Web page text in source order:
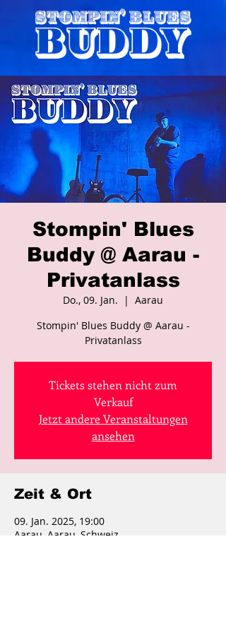
Stompin' Blues
Buddy @ Aarau -
Privatanlass
Do., 09. Jan.
  |
Aarau
Stompin' Blues Buddy @ Aarau -
Privatanlass
Tickets stehen nicht zum
Verkauf
Jetzt andere Veranstaltungen
ansehen
Zeit & Ort
09. Jan. 2025, 19:00
Aarau, Aarau, Schweiz